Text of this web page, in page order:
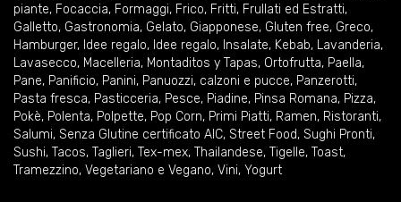
piante, Focaccia, Formaggi, Frico, Fritti, Frullati ed Estratti,
Galletto, Gastronomia, Gelato, Giapponese, Gluten free, Greco,
Hamburger, Idee regalo, Idee regalo, Insalate, Kebab, Lavanderia,
Lavasecco, Macelleria, Montaditos y Tapas, Ortofrutta, Paella,
Pane, Panificio, Panini, Panuozzi, calzoni e pucce, Panzerotti,
Pasta fresca, Pasticceria, Pesce, Piadine, Pinsa Romana, Pizza,
Pokè, Polenta, Polpette, Pop Corn, Primi Piatti, Ramen, Ristoranti,
Salumi, Senza Glutine certificato AIC, Street Food, Sughi Pronti,
Sushi, Tacos, Taglieri, Tex-mex, Thailandese, Tigelle, Toast,
Tramezzino, Vegetariano e Vegano, Vini, Yogurt